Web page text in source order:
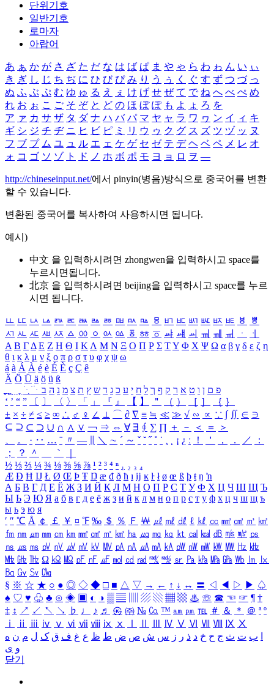
단위기호
일반기호
로마자
아랍어
あ ぁ か が さ ざ た だ な は ば ぱ ま や ゃ ら わ ゎ ん い ぃ
き ぎ し じ ち ぢ に ひ び ぴ み り う ぅ く ぐ す ず つ づ っ
ぬ ふ ぶ ぷ む ゆ ゅ る え ぇ け げ せ ぜ て で ね へ べ ぺ め
れ お ぉ こ ご そ ぞ と ど の ほ ぼ ぽ も よ ょ ろ を
ア ァ カ サ ザ タ ダ ナ ハ バ パ マ ヤ ャ ラ ワ ヮ ン イ ィ キ
ギ シ ジ チ ヂ ニ ヒ ビ ピ ミ リ ウ ゥ ク グ ス ズ ツ ヅ ッ ヌ
フ ブ プ ム ユ ュ ル エ ェ ケ ゲ セ ゼ テ デ ヘ ベ ペ メ レ オ
ォ コ ゴ ソ ゾ ト ド ノ ホ ボ ポ モ ヨ ョ ロ ヲ ―
http://chineseinput.net/에서 pinyin(병음)방식으로 중국어를 변환
할 수 있습니다.
변환된 중국어를 복사하여 사용하시면 됩니다.
예시)
中文 을 입력하시려면 zhongwen을 입력하시고 space를
누르시면됩니다.
北京 을 입력하시려면 beijing을 입력하시고 space를 누르
시면 됩니다.
ㅥ ㅦ ㅧ ㅨ ㅩ ㅪ ㅫ ㅬ ㅭ ㅮ ㅯ ㅰ ㅱ ㅲ ㅳ ㅴ ㅵ ㅶ ㅷ ㅸ
ㅹ
ㅺ ㅻ ㅼ ㅽ ㅾ ㅿ ㆀ ㆁ ㆂ ㆃ ㆄ ㆅ ㆆ ㆇ ㆈ ㆉ ㆊ ㆋ ㆌ ㆍ
ㆎ
Α Β ΓΔ Ε Ζ Η Θ Ι ΚΛ Μ Ν Ξ Ο Π Ρ Σ ΤΥ Φ Χ Ψ Ω α β γ δ ε ζ η
θ ι κ λ μ ν ξ ο π ρ σ τ υ φ χ ψ ω
á à Á À é è É È ç Ç ê
Ä Ö Ü ä ö ü ß
ִֶֹ ֻּ ׁׂ פ ם ן ו ט א ר ק ף ך ל ח י ע כ ג ד ש ץ ת צ מ נ ה ב
‘ ’ “ ” 〔 〕 〈 〉 「 」 『 』 【 】 ＂ （ ） ［ ］ ｛ ｝
± × ÷ ≠ ≤ ≥ ∞ ∴ ♂ ♀ ∠ ⊥ ⌒ ∂ ∇ ≡ ≒ ≪ ≫ √ ∽ ∝ ∵ ∫ ∬ ∈ ∋
⊆ ⊇ ⊂ ⊃ ∪ ∩ ∧ ∨ ￢ ⇒ ⇔ ∀ ∃ ∮ ∑ ∏ ＋ － ＜ ＝
＞
、
。 · ‥ … ¨ 〃 ― ＼ ∼ ´ ～ ˇ ˘ ˝ ˚ ˙ ¸ ¡ ¿ ː ！ ＇ ， ． ／
：
；
？ ＾ ｀
½ ⅓ ⅔ ¼ ¾ ⅛ ⅜ ⅝ ⅞ ¹ ² ³ ⁴ ⁿ ₁ ₂ ₃ ₄
Æ Ð Ħ Ĳ Ł Ø Œ Þ Ŧ Ŋ æ đ ð ħ ı ĳ ĸ ŀ ł ø œ ß þ ŧ ŋ ŉ
А Б В Г Д Е Ё Ж З И Й К Л М Н О П Р С Т У Ф Х Ц Ч Ш Щ Ъ
Ы Ь Э Ю Я а б в г д е ё ж з и й к л м н о п р с т у ф х ц ч ш щ ъ
ы ь э ю я
′ ″ ℃ Å ￠ ￡ ￥ ¤ ℉ ‰ ＄ ％ Ｆ ￦ ㎕ ㎖ ㎗ ℓ ㎘ ㏄ ㎣ ㎤ ㎥ ㎦
㎙ ㎚ ㎛ ㎜ ㎝ ㎞ ㎟ ㎠ ㎡ ㎢ ㏊ ㎍ ㎎ ㎏ ㏏ ㎈ ㎉ ㏈ ㎧ ㎨ ㎰
㎱ ㎲ ㎳ ㎴ ㎵ ㎶ ㎷ ㎸ ㎹ ㎀ ㎁ ㎂ ㎃ ㎄ ㎺ ㎻ ㎽ ㎾ ㎿ ㎐ ㎑
㎒ ㎓ ㎔ Ω ㏀ ㏁ ㎊ ㎋ ㎌ ㏖ ㏅ ㎭ ㎮ ㎯ ㏛ ㎩ ㎪ ㎫ ㎬ ㏝ ㏐
㏓
㏃ ㏉ ㏜ ㏆
§ ※ ☆ ★ ○ ● ◎ ◇ ◆ □ ■ △ ▽ → ← ↑ ↓ ↔ 〓 ◁ ◀ ▷ ▶ ♤
♠ ♡ ♥ ♧ ♣ ⊙ ◈ ▣ ◐ ◑ ▒ ▤ ▨ ▧ ▦ ▩ ♨ ☏ ☎ ☜ ☞ ¶ †
‡ ↕ ↗ ↙ ↖ ↘ ♭ ♩ ♪ ♬ ㉿ ㈜ № ㏇ ™ ㏂ ㏘ ℡ ＃ ＆ ＊ ＠ ª º
ⅰ
ⅱ ⅲ ⅳ ⅴ ⅵ ⅶ ⅷ ⅸ ⅹ Ⅳ Ⅴ Ⅵ Ⅶ Ⅷ Ⅸ Ⅹ
ب ت ث ج ح خ د ذ ر ز س ش ص ض ط ظ ع غ ف ق ک ل م ن ه
و ی
닫기